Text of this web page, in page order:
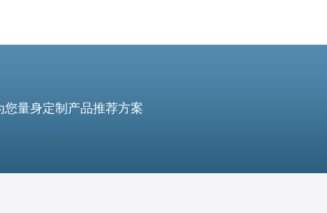
量身定制产品推荐方案